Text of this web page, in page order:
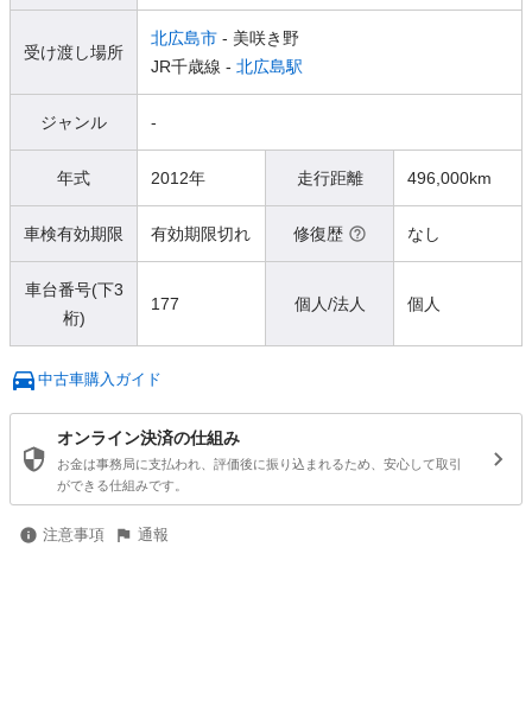
受け渡し場所
北広島市 - 美咲き野
JR千歳線 - 北広島駅
ジャンル -
年式 2012年 走行距離 496,000km
車検有効期限 有効期限切れ 修復歴 なし
車台番号(下3
桁)
177 個人/法人 個人
中古車購入ガイド
オンライン決済の仕組み
お金は事務局に支払われ、評価後に振り込まれるため、安心して取引
ができる仕組みです。
注意事項 通報